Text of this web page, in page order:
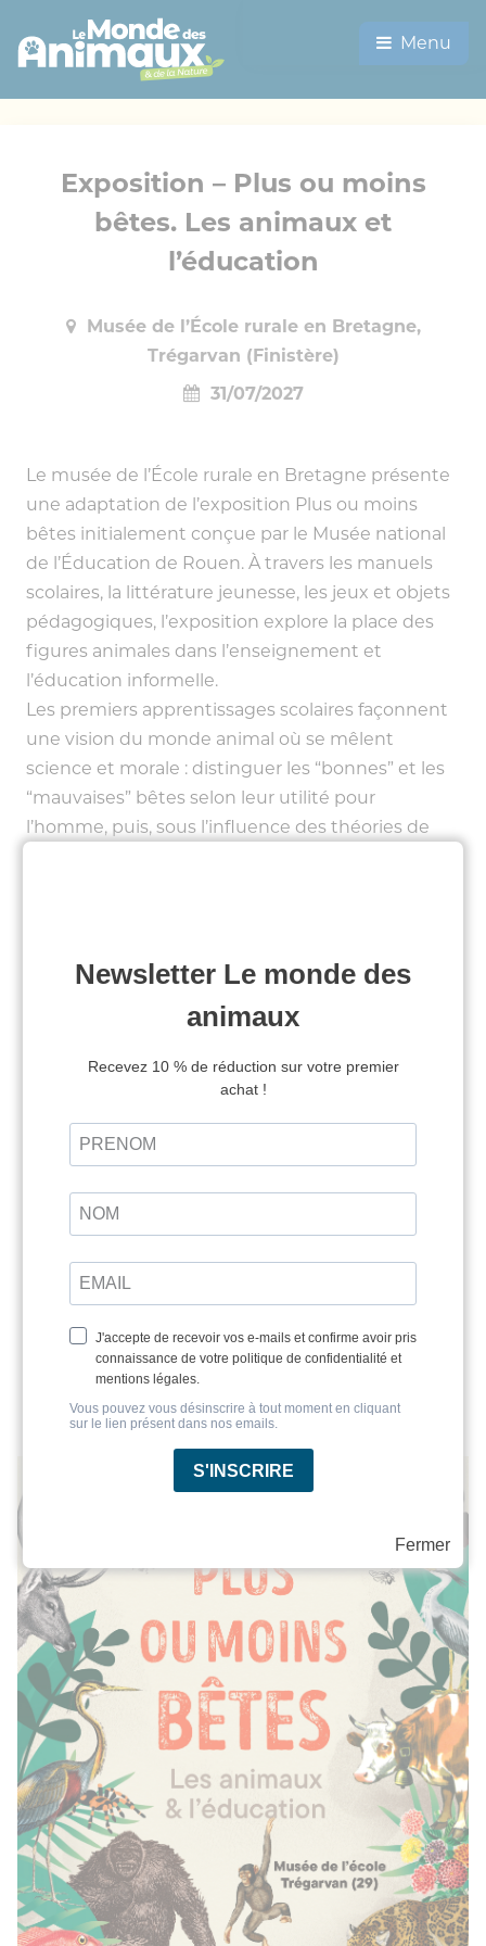
Menu
Exposition – Plus ou moins
bêtes. Les animaux et
l’éducation
Musée de l’École rurale en Bretagne,
Trégarvan (Finistère)
31/07/2027
Le musée de l’École rurale en Bretagne présente
une adaptation de l’exposition Plus ou moins
bêtes initialement conçue par le Musée national
de l’Éducation de Rouen. À travers les manuels
scolaires, la littérature jeunesse, les jeux et objets
pédagogiques, l’exposition explore la place des
figures animales dans l’enseignement et
l’éducation informelle.
Les premiers apprentissages scolaires façonnent
une vision du monde animal où se mêlent
science et morale : distinguer les “bonnes” et les
“mauvaises” bêtes selon leur utilité pour
l’homme, puis, sous l’influence des théories de
Enfin, l’exposition met en lumière l’évolution des
regards sur l’environnement, de l’observation
naturaliste aux premières réflexions écologiques
intégrées aux enseignements.
Conçue comme une véritable expérience
immersive, cette exposition accorde une large
place à la médiation participative : reconnaissance
dispositifs interactifs.
“Plus ou moins bêtes. Les animaux et
l’éducation”, une exposition à découvrir
jusqu’au 30 juillet 2027 au musée de l’École
rurale en Bretagne, Trégarvan (Finistère)
Fermer